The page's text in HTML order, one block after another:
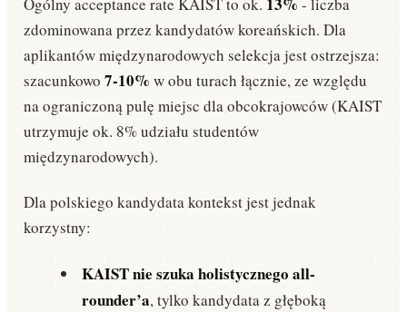
zdominowana przez kandydatów koreańskich. Dla
aplikantów międzynarodowych selekcja jest ostrzejsza:
szacunkowo 7-10% w obu turach łącznie, ze względu
na ograniczoną pulę miejsc dla obcokrajowców (KAIST
utrzymuje ok. 8% udziału studentów
międzynarodowych).
Dla polskiego kandydata kontekst jest jednak
korzystny:
KAIST nie szuka holistycznego all-
rounder’a, tylko kandydata z głęboką